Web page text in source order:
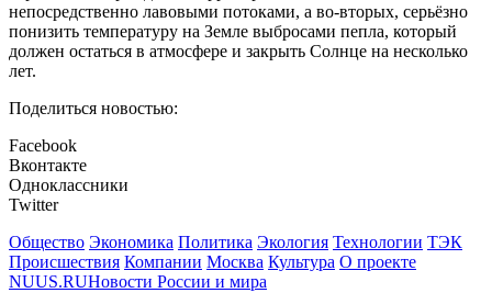
непосредственно лавовыми потоками, а во-вторых, серьёзно
понизить температуру на Земле выбросами пепла, который
должен остаться в атмосфере и закрыть Солнце на несколько
лет.
Поделиться новостью:
Facebook
Вконтакте
Одноклассники
Twitter
Общество Экономика Политика Экология Технологии ТЭК
Происшествия Компании Москва Культура О проекте
NUUS.RUНовости России и мира